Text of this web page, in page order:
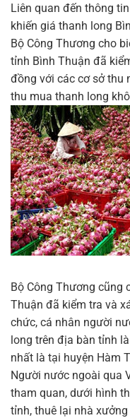
Liên quan đến thông
khiến giá thanh long
Bộ Công Thương cho
tỉnh Bình Thuận đã
đồng với các cơ sở thu
thu mua thanh long
Bộ Công Thương cũng
Thuận đã kiểm tra và
chức, cá nhân người
long trên địa bàn tỉnh
nhất là tại huyện Hàm
Người nước ngoài qua
tham quan, dưới hình
tỉnh, thuê lại nhà